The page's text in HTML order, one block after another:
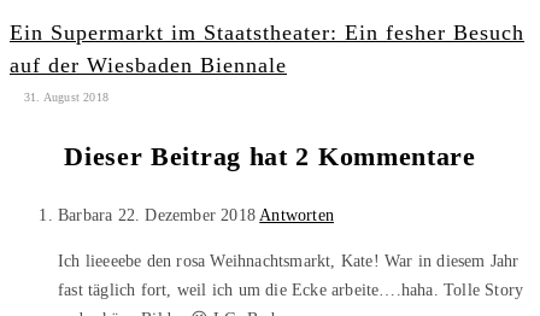
Ein Supermarkt im Staatstheater: Ein fesher Besuch
auf der Wiesbaden Biennale
31. August 2018
Dieser Beitrag hat 2 Kommentare
Barbara 22. Dezember 2018 Antworten
Ich lieeeebe den rosa Weihnachtsmarkt, Kate! War in diesem Jahr
fast täglich fort, weil ich um die Ecke arbeite….haha. Tolle Story